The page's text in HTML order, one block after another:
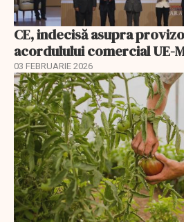
CE, indecisă asupra
acordulului comercial UE-
03 FEBRUARIE 2026